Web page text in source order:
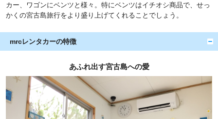
カー、ワゴンにベンツと様々。特にベンツはイチオシ商品で、せっ
かくの宮古島旅行をより盛り上げてくれることでしょう。
mrcレンタカーの特徴
あふれ出す宮古島への愛